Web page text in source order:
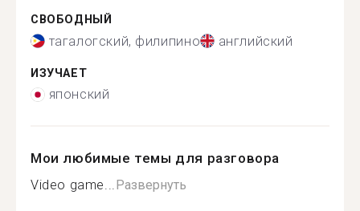
СВОБОДНЫЙ
тагалогский, филипино английский
ИЗУЧАЕТ
японский
Мои любимые темы для разговора
Video game...Развернуть